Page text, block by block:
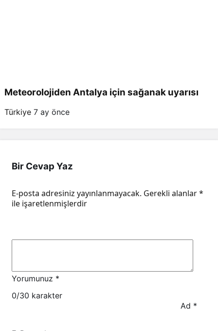
Meteorolojiden Antalya için sağanak uyarısı
Türkiye 7 ay önce
Bir Cevap Yaz
E-posta adresiniz yayınlanmayacak. Gerekli alanlar*
ile işaretlenmişlerdir
Yorumunuz *
0/30 karakter
Ad *